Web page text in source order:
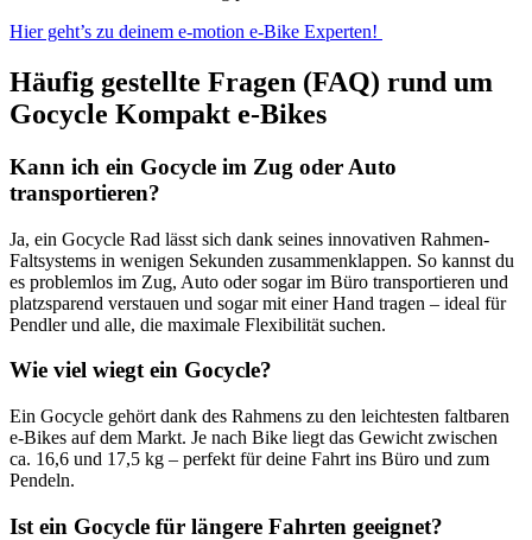
Hier geht’s zu deinem e-motion e-Bike Experten!
Häufig gestellte Fragen (FAQ) rund um
Gocycle Kompakt e-Bikes
Kann ich ein Gocycle im Zug oder Auto
transportieren?
Ja, ein Gocycle Rad lässt sich dank seines innovativen Rahmen-
Faltsystems in wenigen Sekunden zusammenklappen. So kannst du
es problemlos im Zug, Auto oder sogar im Büro transportieren und
platzsparend verstauen und sogar mit einer Hand tragen – ideal für
Pendler und alle, die maximale Flexibilität suchen.
Wie viel wiegt ein Gocycle?
Ein Gocycle gehört dank des Rahmens zu den leichtesten faltbaren
e-Bikes auf dem Markt. Je nach Bike liegt das Gewicht zwischen
ca. 16,6 und 17,5 kg – perfekt für deine Fahrt ins Büro und zum
Pendeln.
Ist ein Gocycle für längere Fahrten geeignet?